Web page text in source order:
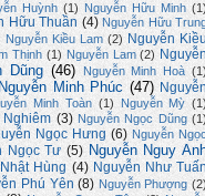
Huỳnh (1) Nguyễn Hữu Minh
Hữu Thuần (4) Nguyễn Hữu
Nguyễn Kiều Lam (2) Nguyễn
Thịnh (1) Nguyễn Lam (2)
Dũng (46) Nguyễn Minh Hoà
Nguyễn Minh Phúc (47)
Minh Toàn (1) Nguyễn Mỳ
Nghiêm (3) Nguyễn Ngọc Dũng
Ngọc Hưng (6) Nguyễn
Ngọc Tư (5) Nguyễn Nguy
Hùng (4) Nguyễn Như
Phú Yên (8) Nguyễn Phượng